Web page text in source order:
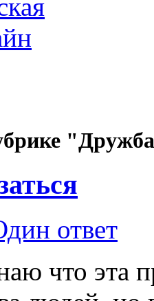
ответ
что эта